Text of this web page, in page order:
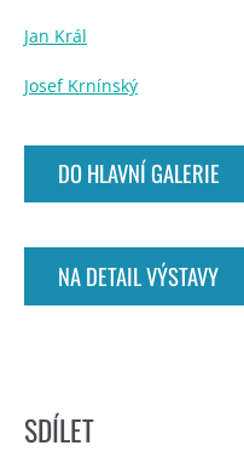
Jan Král
Josef Krnínský
DO HLAVNÍ GALERIE
NA DETAIL VÝSTAVY
SDÍLET